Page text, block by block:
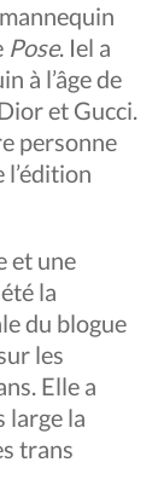
Pose. Iel a
à l’âge de
et Gucci.
personne
et une
la
du blogue
les
Elle a
large la
trans